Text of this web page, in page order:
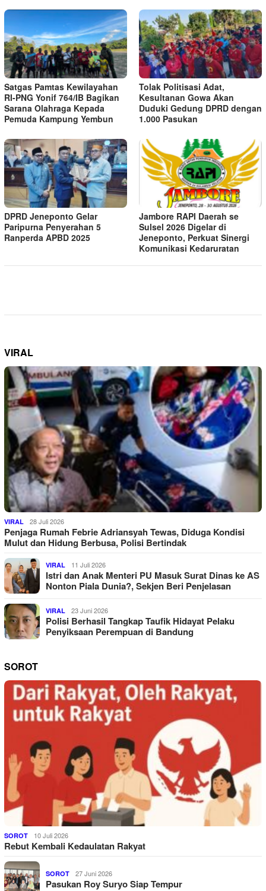
Satgas Pamtas Kewilayahan
RI-PNG Yonif 764/IB Bagikan
Sarana Olahraga Kepada
Pemuda Kampung Yembun
Tolak Politisasi Adat,
Kesultanan Gowa Akan
Duduki Gedung DPRD dengan
1.000 Pasukan
DPRD Jeneponto Gelar
Paripurna Penyerahan 5
Ranperda APBD 2025
Jambore RAPI Daerah se
Sulsel 2026 Digelar di
Jeneponto, Perkuat Sinergi
Komunikasi Kedaruratan
VIRAL
VIRAL 28 Juli 2026
Penjaga Rumah Febrie Adriansyah Tewas, Diduga Kondisi
Mulut dan Hidung Berbusa, Polisi Bertindak
VIRAL 11 Juli 2026
Istri dan Anak Menteri PU Masuk Surat Dinas ke AS
Nonton Piala Dunia?, Sekjen Beri Penjelasan
VIRAL 23 Juni 2026
Polisi Berhasil Tangkap Taufik Hidayat Pelaku
Penyiksaan Perempuan di Bandung
SOROT
SOROT 10 Juli 2026
Rebut Kembali Kedaulatan Rakyat
SOROT 27 Juni 2026
Pasukan Roy Suryo Siap Tempur